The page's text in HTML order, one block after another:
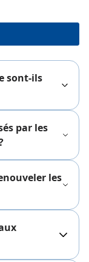
sont-ils
par les
les